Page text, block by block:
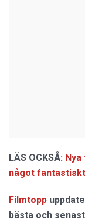
LÄS OCKSÅ:
något fantastiskt
Filmtopp
bästa och